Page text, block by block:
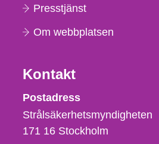
Presstjänst
Om webbplatsen
Kontakt
Strålsäkerhetsmyndigheten
Postadress
Strålsäkerhetsmyndigheten
171 16 Stockholm